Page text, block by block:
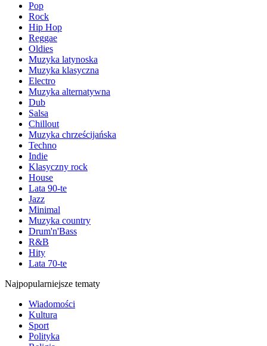
Pop
Rock
Hip Hop
Reggae
Oldies
Muzyka latynoska
Muzyka klasyczna
Electro
Muzyka alternatywna
Dub
Salsa
Chillout
Muzyka chrześcijańska
Techno
Indie
Klasyczny rock
House
Lata 90-te
Jazz
Minimal
Muzyka country
Drum'n'Bass
R&B
Hity
Lata 70-te
Najpopularniejsze tematy
Wiadomości
Kultura
Sport
Polityka